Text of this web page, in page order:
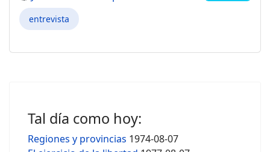
entrevista
Tal día como hoy:
Regiones y provincias 1974-08-07